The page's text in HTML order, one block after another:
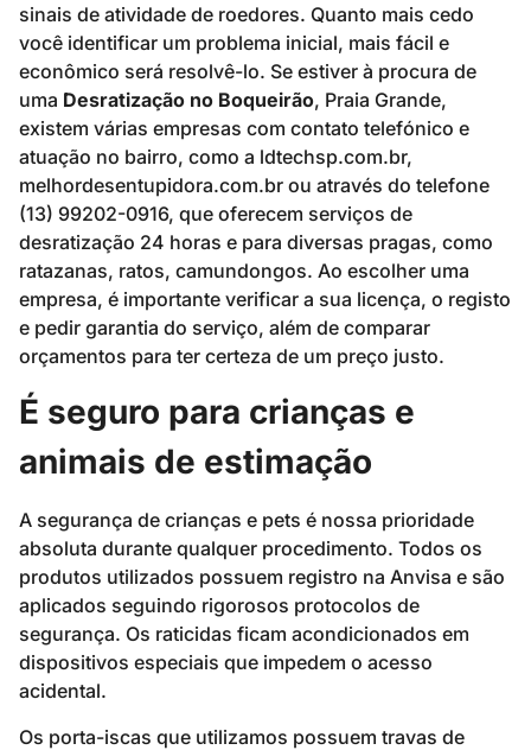
sinais de atividade de roedores. Quanto mais cedo
você identificar um problema inicial, mais fácil e
econômico será resolvê-lo. Se estiver à procura de
uma Desratização no Boqueirão, Praia Grande,
existem várias empresas com contato telefónico e
atuação no bairro, como a ldtechsp.com.br,
melhordesentupidora.com.br ou através do telefone
(13) 99202-0916, que oferecem serviços de
desratização 24 horas e para diversas pragas, como
ratazanas, ratos, camundongos. Ao escolher uma
empresa, é importante verificar a sua licença, o registo
e pedir garantia do serviço, além de comparar
orçamentos para ter certeza de um preço justo.
É seguro para crianças e
animais de estimação
A segurança de crianças e pets é nossa prioridade
absoluta durante qualquer procedimento. Todos os
produtos utilizados possuem registro na Anvisa e são
aplicados seguindo rigorosos protocolos de
segurança. Os raticidas ficam acondicionados em
dispositivos especiais que impedem o acesso
acidental.
Os porta-iscas que utilizamos possuem travas de